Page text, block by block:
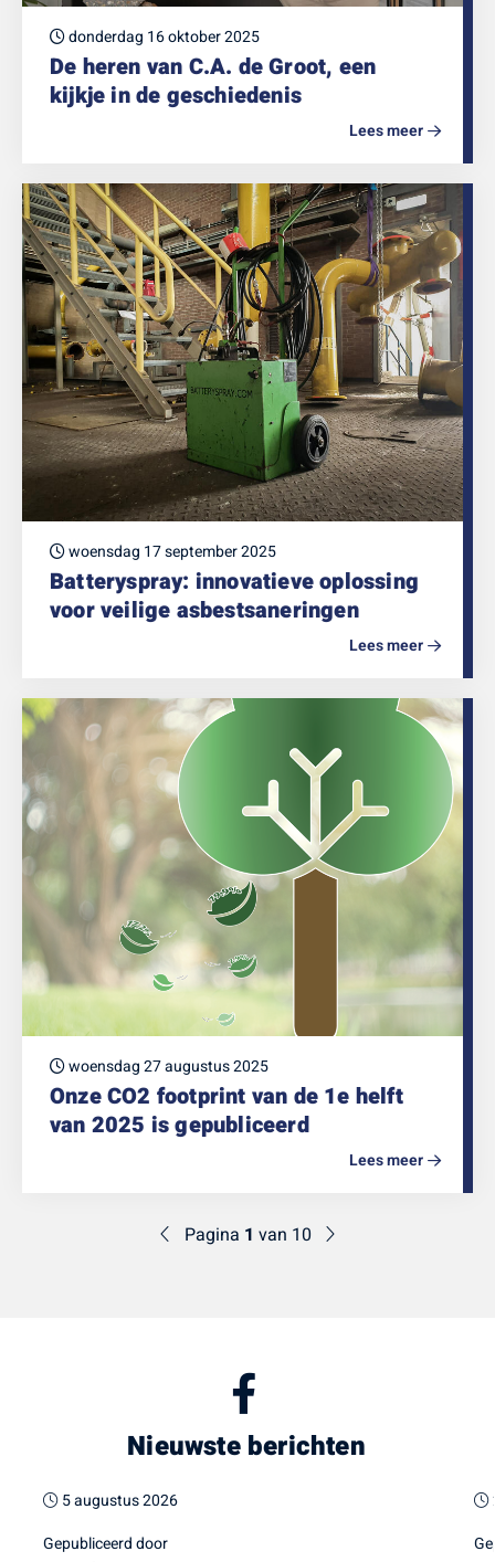
donderdag 16 oktober 2025
De heren van C.A. de Groot, een
kijkje in de geschiedenis
Lees meer
woensdag 17 september 2025
Batteryspray: innovatieve oplossing
voor veilige asbestsaneringen
Lees meer
woensdag 27 augustus 2025
Onze CO2 footprint van de 1e helft
van 2025 is gepubliceerd
Lees meer
Pagina 1 van 10
Nieuwste berichten
5 augustus 2026
Gepubliceerd door